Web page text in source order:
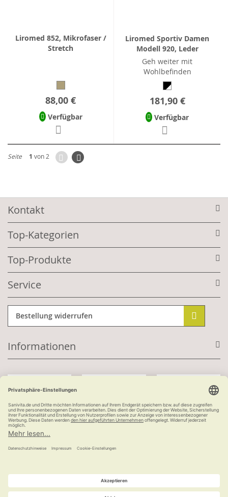
Liromed 852, Mikrofaser /
Stretch
88,00 €
Verfügbar
Liromed Sportiv Damen
Modell 920, Leder
Geh weiter mit
Wohlbefinden
181,90 €
Verfügbar
Seite 1 von 2 ZurückSeite
Weiter
Kontakt
Top-Kategorien
Top-Produkte
Service
Bestellung widerrufen
Informationen
Kauf auf Rechnung
versandkostenfrei